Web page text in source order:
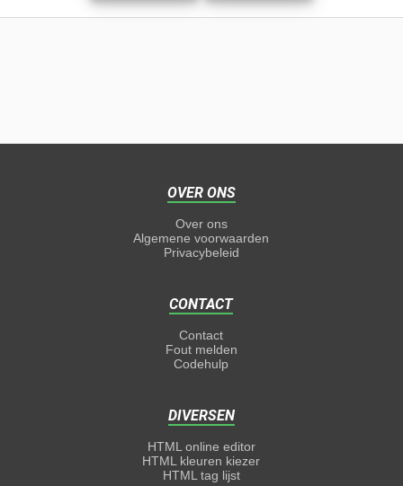
OVER ONS
Over ons
Algemene voorwaarden
Privacybeleid
CONTACT
Contact
Fout melden
Codehulp
DIVERSEN
HTML online editor
HTML kleuren kiezer
HTML tag lijst